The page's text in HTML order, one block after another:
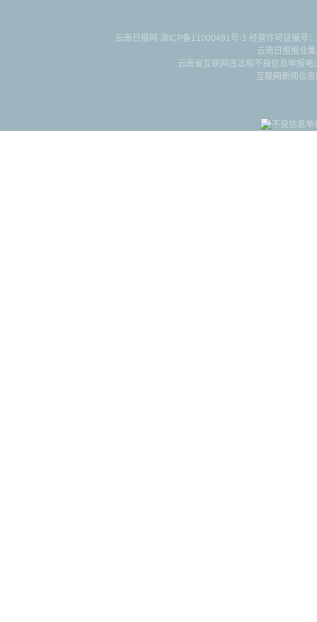
云南日报网 滇ICP备11000491号-1 经营许可证编号
云南日报报业
云南省互联网违法和不良信息举报
互联网新闻信